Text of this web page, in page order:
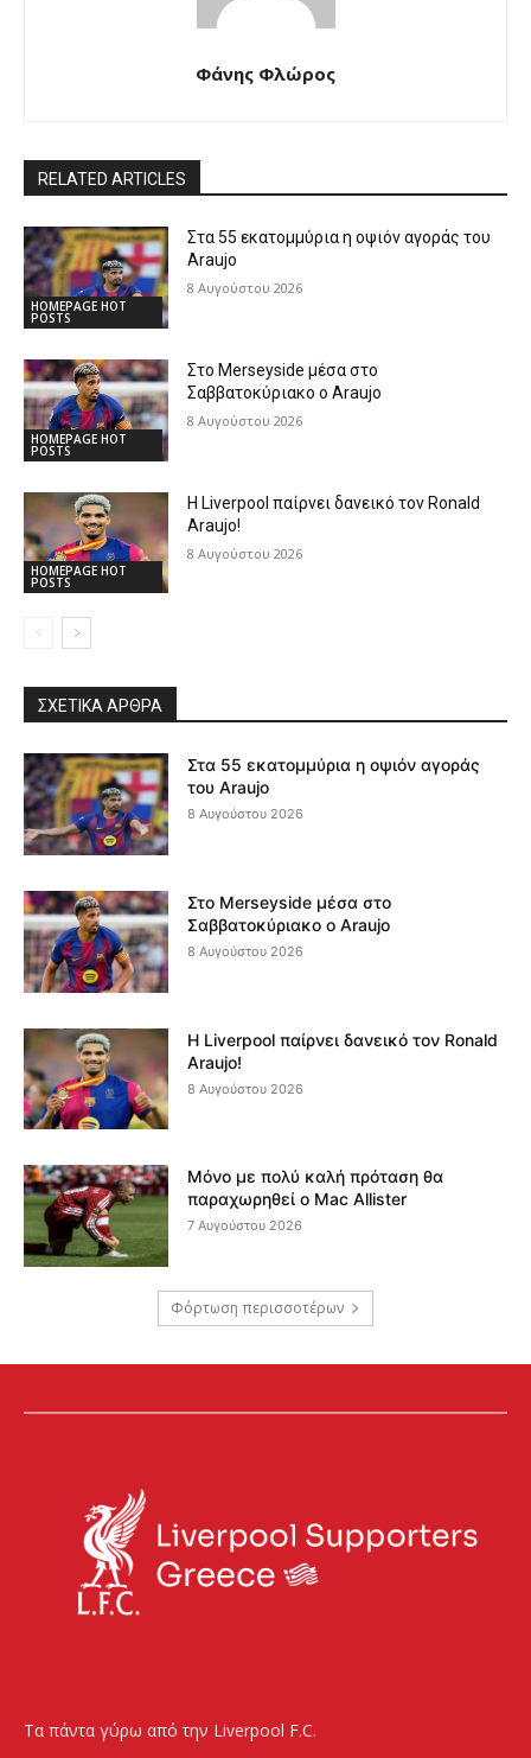
Φάνης Φλώρος
RELATED ARTICLES
HOMEPAGE HOT
POSTS
Στα 55 εκατομμύρια η οψιόν αγοράς του
Araujo
8 Αυγούστου 2026
HOMEPAGE HOT
POSTS
Στο Merseyside μέσα στο
Σαββατοκύριακο ο Araujo
8 Αυγούστου 2026
HOMEPAGE HOT
POSTS
Η Liverpool παίρνει δανεικό τον Ronald
Araujo!
8 Αυγούστου 2026
ΣΧΕΤΙΚΆ ΆΡΘΡΑ
Στα 55 εκατομμύρια η οψιόν αγοράς
του Araujo
8 Αυγούστου 2026
Στο Merseyside μέσα στο
Σαββατοκύριακο ο Araujo
8 Αυγούστου 2026
Η Liverpool παίρνει δανεικό τον Ronald
Araujo!
8 Αυγούστου 2026
Μόνο με πολύ καλή πρόταση θα
παραχωρηθεί ο Mac Allister
7 Αυγούστου 2026
Φόρτωση περισσοτέρων
Τα πάντα γύρω από την Liverpool F.C.